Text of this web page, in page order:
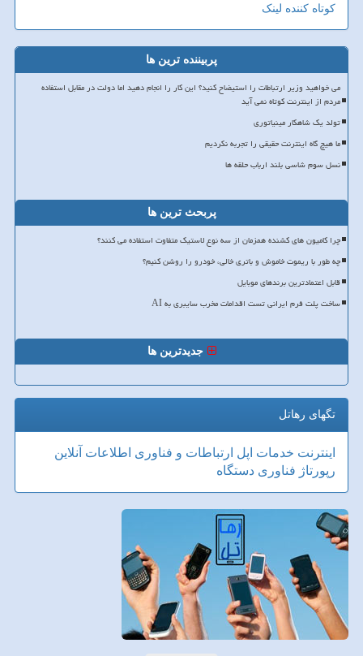
کوتاه کننده لینک
پربیننده ترین ها
می خواهید وزیر ارتباطات را استیضاح کنید؟ این کار را انجام دهید اما دولت در مقابل استفاده
مردم از اینترنت کوتاه نمی آید
تولد یک شاهکار مینیاتوری
ما هیچ گاه اینترنت حقیقی را تجربه نکردیم
نسل سوم شاسی بلند ارباب حلقه ها
پربحث ترین ها
چرا کامیون های کشنده همزمان از سه نوع لاستیک متفاوت استفاده می کنند؟
چه طور با ریموت خاموش و باتری خالی، خودرو را روشن کنیم؟
قابل اعتمادترین برندهای موبایل
ساخت پلت فرم ایرانی تست اقدامات مخرب سایبری به AI
جدیدترین ها
تگهای رهاتل
اینترنت خدمات اپل ارتباطات و فناوری اطلاعات آنلاین
رپورتاژ فناوری دستگاه